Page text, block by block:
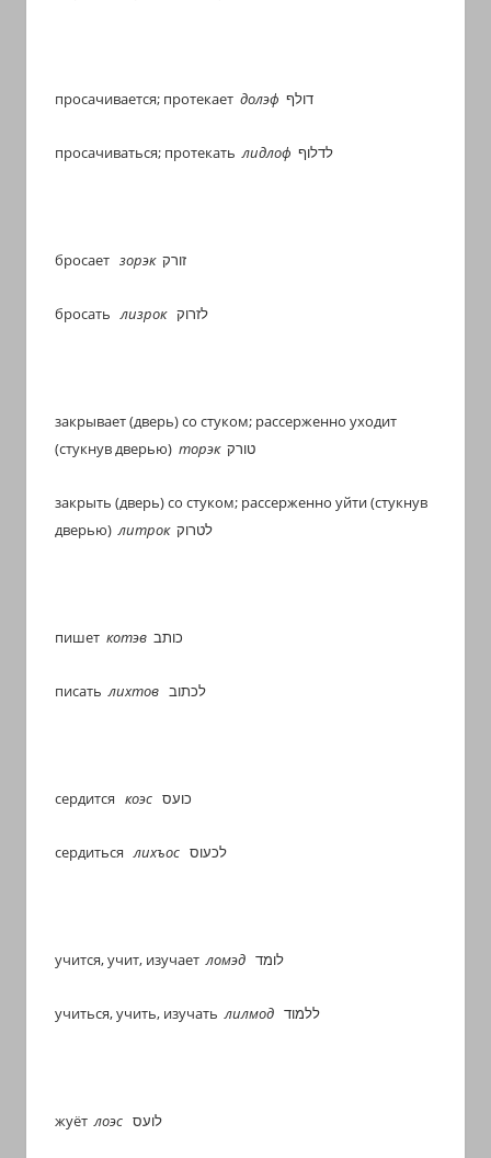
просачивается; протекает долэф דולף
просачиваться; протекатьлидлоф לדלוף
бросает зорэк זורק
бросатьлизрок לזרוק
закрывает (дверь) со стуком; рассерженно уходит
(стукнув дверью) торэк טורק
закрыть (дверь) со стуком; рассерженно уйти (стукнув
дверью)литрок לטרוק
пишет котэв כותב
писатьлихтов לכתוב
сердится коэс כועס
сердитьсялихъос לכעוס
учится, учит, изучаетломэд לומד
учиться, учить, изучатьлилмод ללמוד
жуётлоэс לועס